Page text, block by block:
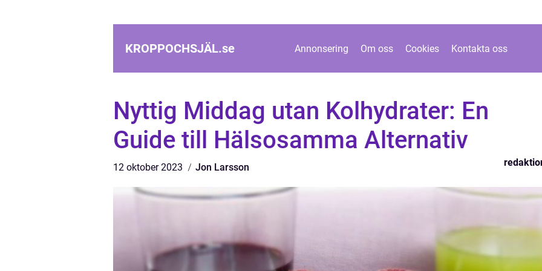
KROPPOCHSJÄL.se Annonsering Om oss Cookies Kontakta oss
Nyttig Middag utan Kolhydrater: En
Guide till Hälsosamma Alternativ
12 oktober 2023 Jon Larsson